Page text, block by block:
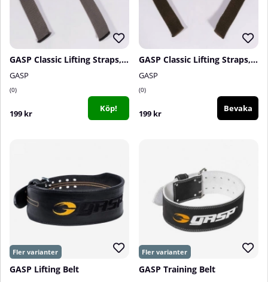
GASP Classic Lifting Straps, Smoke Grey
GASP
0
199 kr Köp!
GASP Classic Lifting Straps, Forest Green
GASP
0
199 kr Bevaka
GASP Lifting Belt GASP Training Belt